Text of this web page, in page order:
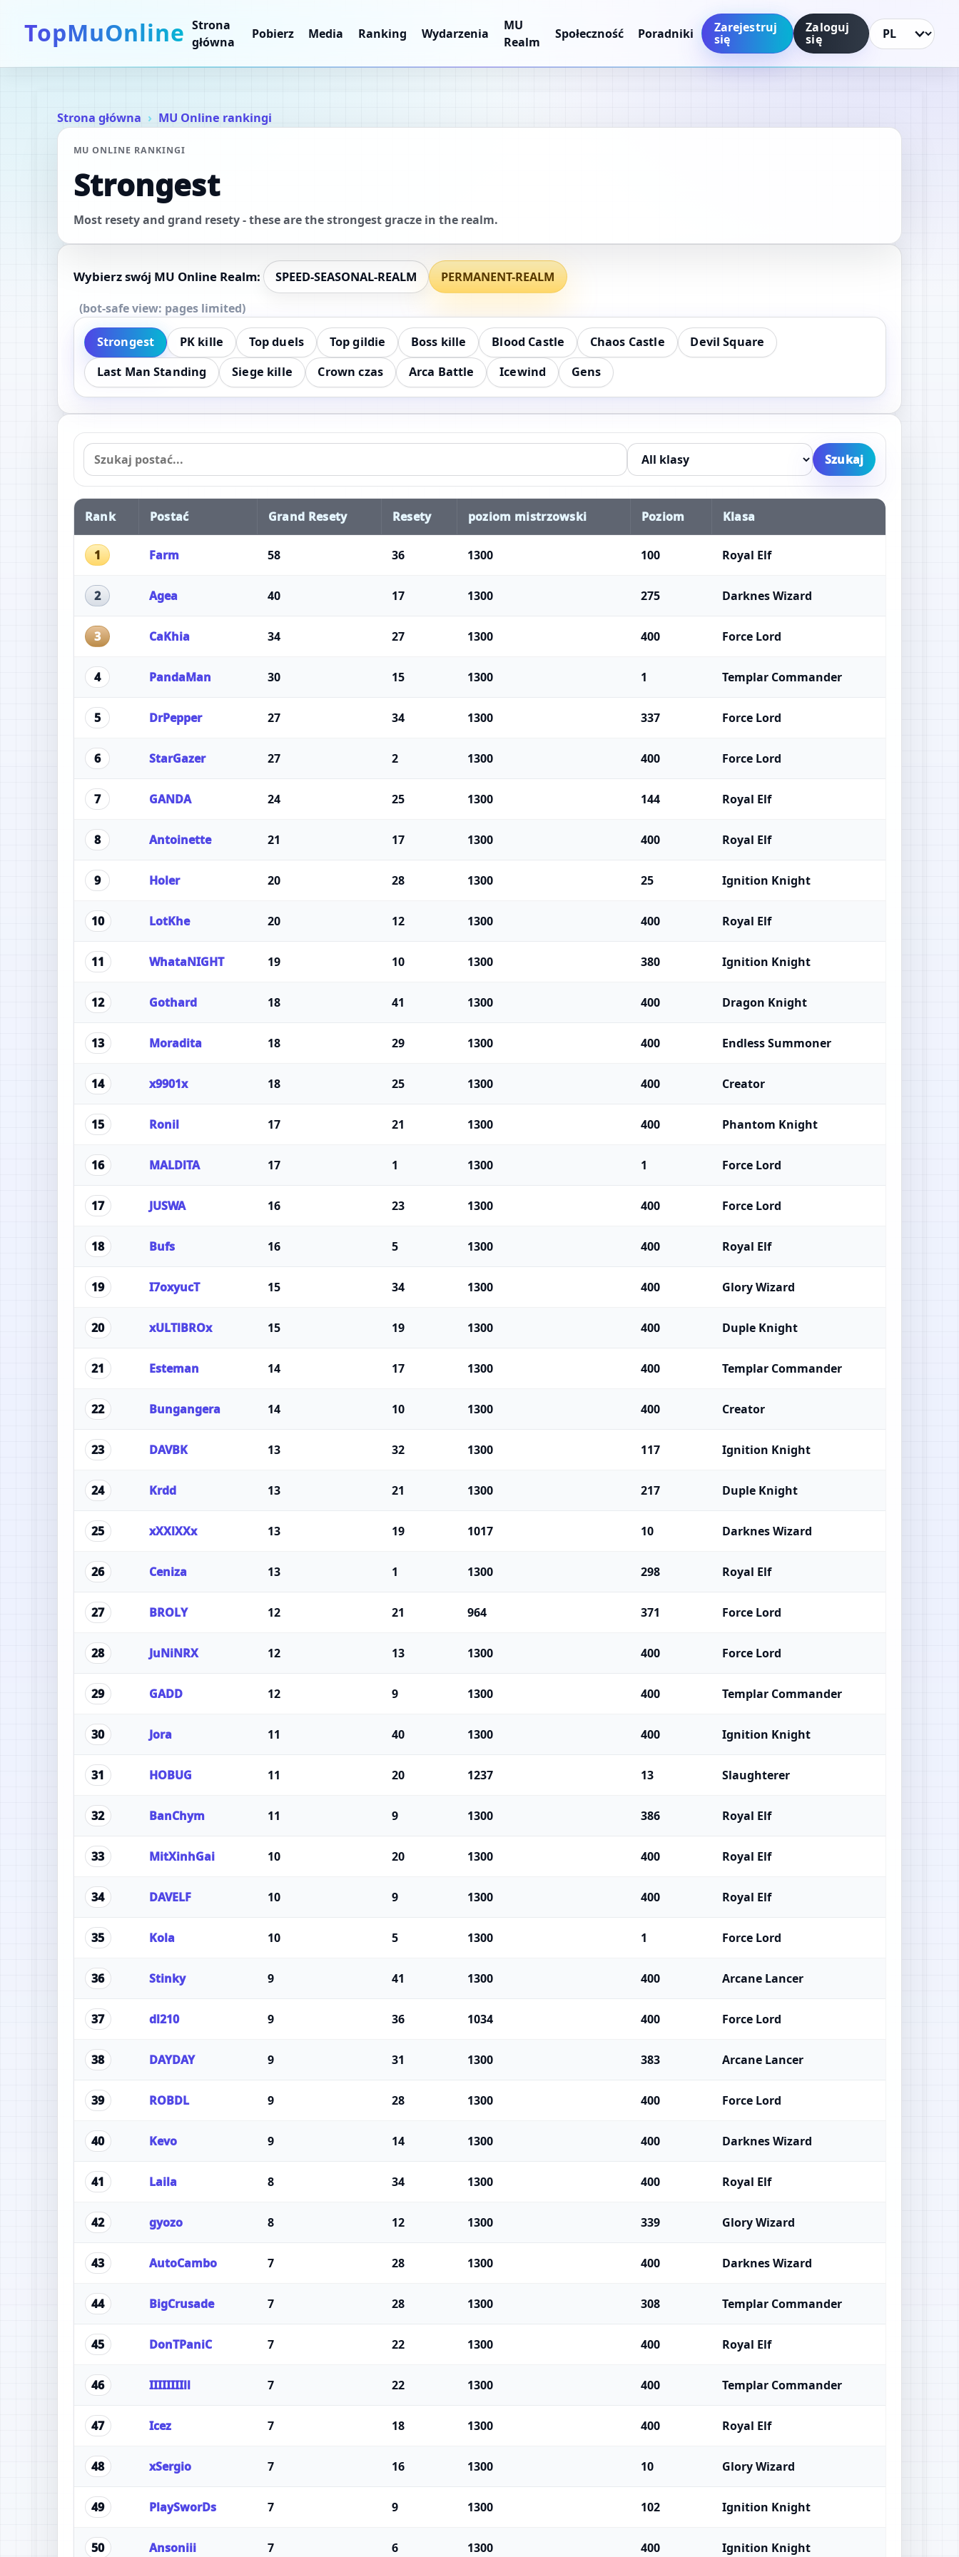
TopMuOnline Strona
główna
Pobierz Media Ranking Wydarzenia
MU
Realm
Społeczność Poradniki Zarejestruj
się
Zaloguj
się Język
Strona główna MU Online rankingi
MU ONLINE RANKINGI
Strongest
Most resety and grand resety - these are the strongest gracze in the realm.
Wybierz swój MU Online Realm: SPEED-SEASONAL-REALM PERMANENT-REALM
(bot-safe view: pages limited)
Strongest PK kille Top duels Top gildie Boss kille Blood Castle Chaos Castle
Devil Square
Last Man Standing
Siege kille Crown czas Arca Battle Icewind Gens
Szukaj
Rank Postać Grand Resety Resety poziom mistrzowski Poziom Klasa
1 Farm 58 36 1300 100 Royal Elf
2 Agea 40 17 1300 275 Darknes Wizard
3 CaKhia 34 27 1300 400 Force Lord
4 PandaMan 30 15 1300 1 Templar Commander
5 DrPepper 27 34 1300 337 Force Lord
6 StarGazer 27 2 1300 400 Force Lord
7 GANDA 24 25 1300 144 Royal Elf
8 Antoinette 21 17 1300 400 Royal Elf
9 Holer 20 28 1300 25 Ignition Knight
10 LotKhe 20 12 1300 400 Royal Elf
11 WhataNIGHT 19 10 1300 380 Ignition Knight
12 Gothard 18 41 1300 400 Dragon Knight
13 Moradita 18 29 1300 400 Endless Summoner
14 x9901x 18 25 1300 400 Creator
15 Ronil 17 21 1300 400 Phantom Knight
16 MALDlTA 17 1 1300 1 Force Lord
17 JUSWA 16 23 1300 400 Force Lord
18 Bufs 16 5 1300 400 Royal Elf
19 I7oxyucT 15 34 1300 400 Glory Wizard
20 xULTlBROx 15 19 1300 400 Duple Knight
21 Esteman 14 17 1300 400 Templar Commander
22 Bungangera 14 10 1300 400 Creator
23 DAVBK 13 32 1300 117 Ignition Knight
24 Krdd 13 21 1300 217 Duple Knight
25 xXXlXXx 13 19 1017 10 Darknes Wizard
26 Ceniza 13 1 1300 298 Royal Elf
27 BROLY 12 21 964 371 Force Lord
28 JuNiNRX 12 13 1300 400 Force Lord
29 GADD 12 9 1300 400 Templar Commander
30 Jora 11 40 1300 400 Ignition Knight
31 HOBUG 11 20 1237 13 Slaughterer
32 BanChym 11 9 1300 386 Royal Elf
33 MitXinhGai 10 20 1300 400 Royal Elf
34 DAVELF 10 9 1300 400 Royal Elf
35 Kola 10 5 1300 1 Force Lord
36 Stinky 9 41 1300 400 Arcane Lancer
37 dl210 9 36 1034 400 Force Lord
38 DAYDAY 9 31 1300 383 Arcane Lancer
39 ROBDL 9 28 1300 400 Force Lord
40 Kevo 9 14 1300 400 Darknes Wizard
41 Laila 8 34 1300 400 Royal Elf
42 gyozo 8 12 1300 339 Glory Wizard
43 AutoCambo 7 28 1300 400 Darknes Wizard
44 BigCrusade 7 28 1300 308 Templar Commander
45 DonTPaniC 7 22 1300 400 Royal Elf
46 IIIIIIIIll 7 22 1300 400 Templar Commander
47 Icez 7 18 1300 400 Royal Elf
48 xSergio 7 16 1300 10 Glory Wizard
49 PlaySworDs 7 9 1300 102 Ignition Knight
50 Ansoniii 7 6 1300 400 Ignition Knight